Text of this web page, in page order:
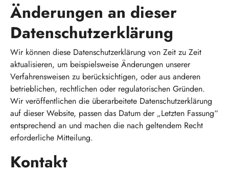
Änderungen an dieser
Datenschutzerklärung
Wir können diese Datenschutzerklärung von Zeit zu Zeit
aktualisieren, um beispielsweise Änderungen unserer
Verfahrensweisen zu berücksichtigen, oder aus anderen
betrieblichen, rechtlichen oder regulatorischen Gründen.
Wir veröffentlichen die überarbeitete Datenschutzerklärung
auf dieser Website, passen das Datum der „Letzten Fassung“
entsprechend an und machen die nach geltendem Recht
erforderliche Mitteilung.
Kontakt